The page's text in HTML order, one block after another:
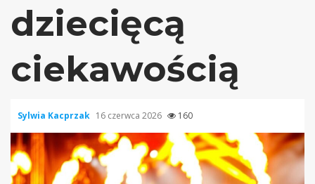
dziecięcą
ciekawością
Sylwia Kacprzak 16 czerwca 2026 160